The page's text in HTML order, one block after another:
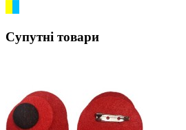
Супутні товари